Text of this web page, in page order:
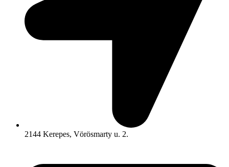
2144 Kerepes, Vörösmarty u. 2.